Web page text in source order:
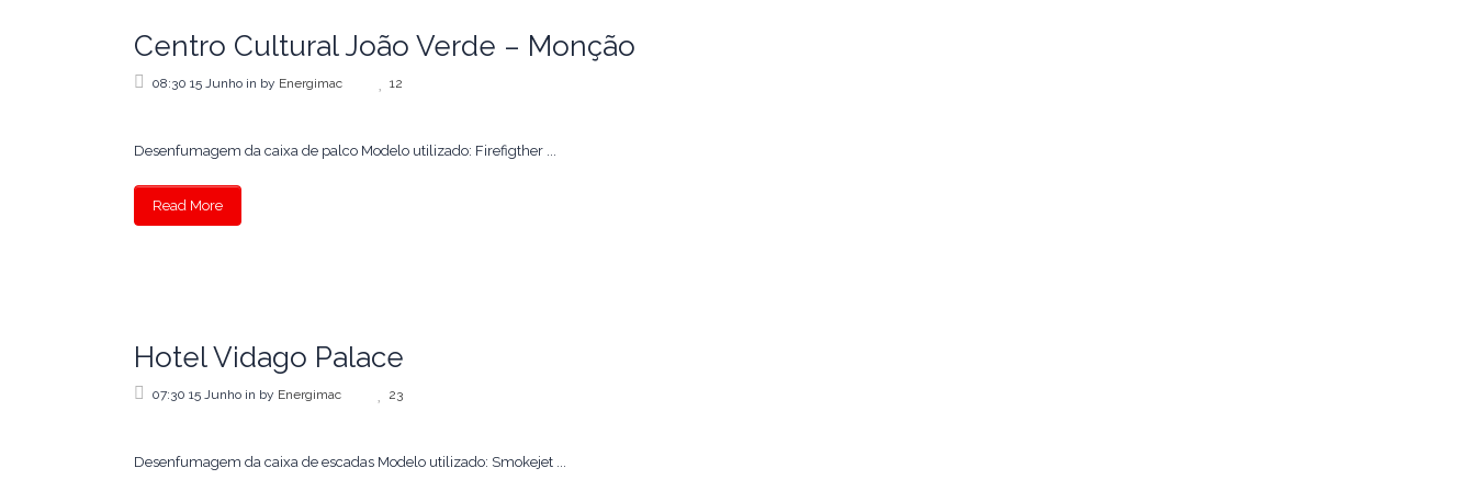
Centro Cultural João Verde – Monção
08:30 15 Junho in by Energimac 12
Desenfumagem da caixa de palco Modelo utilizado: Firefigther ...
Read More
Hotel Vidago Palace
07:30 15 Junho in by Energimac 23
Desenfumagem da caixa de escadas Modelo utilizado: Smokejet ...